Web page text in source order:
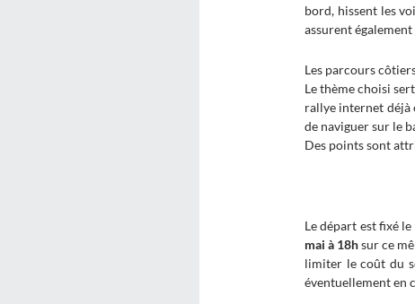
bord, hissent les
assurent
Les parcours
Le thème choisi
rallye internet déjà
de naviguer sur le
Des points sont
Le départ est fixé le
mai à 18hsur ce
limiter le coût du
éventuellement en